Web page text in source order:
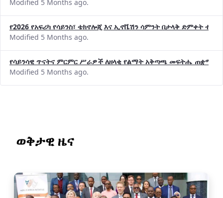
Modified 5 Months ago.
የ2026 የአፍሪካ የሳይንስ፣ ቴክኖሎጂ እና ኢኖቬሽን ሳምንት በታላቅ ድምቀት
Modified 5 Months ago.
የሳይንሳዊ ጥናትና ምርምር ሥራዎች ለዘላቂ የልማት አቅጣጫ መፍትሔ ጠቋሚ
Modified 5 Months ago.
ወቅታዊ ዜና